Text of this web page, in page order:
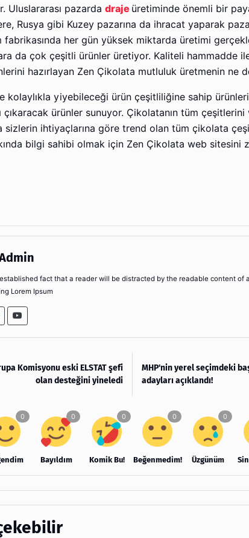
Uluslararası pazarda draje üretiminde önemli bir
Rusya gibi Kuzey pazarına da ihracat yaparak
fabrikasında her gün yüksek miktarda üretimi
da çok çeşitli ürünler üretiyor. Kaliteli hammadde ile
hazırlayan Zen Çikolata mutluluk üretmenin ne
kolaylıkla yiyebileceği ürün çeşitliliğine sahip
çıkaracak ürünler sunuyor. Çikolatanın tüm
sizlerin ihtiyaçlarına göre trend olan tüm çikolata
bilgi sahibi olmak için Zen Çikolata web sitesini
fact that a reader will be distracted by the readable content of
Lorem Ipsum
Komisyonu eski ELSTAT şefi
olan desteğini yineledi
MHP'nin yerel seçimdeki
adayları açıklandı!
Bayıldım Komik Bu! Beğenmedim! Üzgünüm